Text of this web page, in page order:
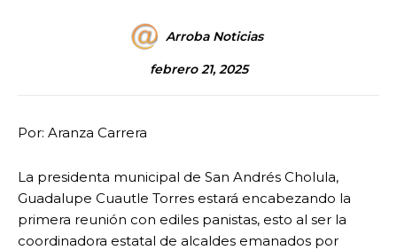
Arroba Noticias
febrero 21, 2025
Por: Aranza Carrera
La presidenta municipal de San Andrés Cholula,
Guadalupe Cuautle Torres estará encabezando la
primera reunión con ediles panistas, esto al ser la
coordinadora estatal de alcaldes emanados por